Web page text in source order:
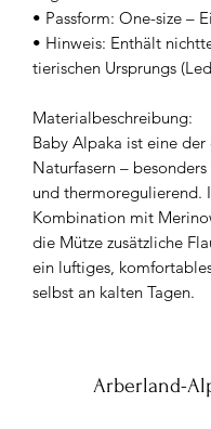
• Passform: One-size –
• Hinweis: Enthält
tierischen Ursprungs
Materialbeschreibung:
Baby Alpaka ist eine der
Naturfasern –
und thermoregulierend.
Kombination mit
die Mütze zusätzliche
ein luftiges,
selbst an kalten Tagen.
Arberland-